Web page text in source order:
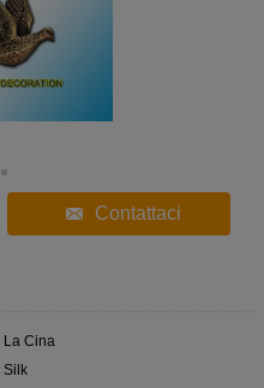
Contattaci
La Cina
Silk